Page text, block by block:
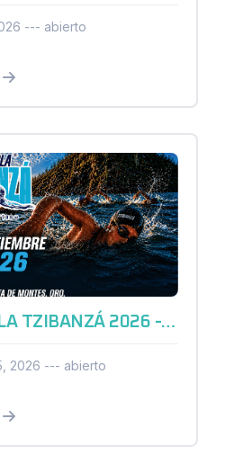
--- abierto
CRUCE ISLA TZIBANZÁ 2026 - AGUAS ABIERTAS
2026 --- abierto